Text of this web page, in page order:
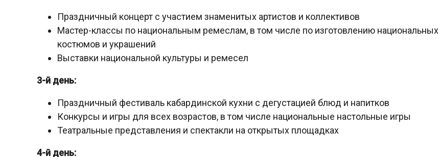
Праздничный концерт с участием знаменитых артистов и коллективов
Мастер-классы по национальным ремеслам, в том числе по изготовлению национальных
костюмов и украшений
Выставки национальной культуры и ремесел
3-й день:
Праздничный фестиваль кабардинской кухни с дегустацией блюд и напитков
Конкурсы и игры для всех возрастов, в том числе национальные настольные игры
Театральные представления и спектакли на открытых площадках
4-й день: